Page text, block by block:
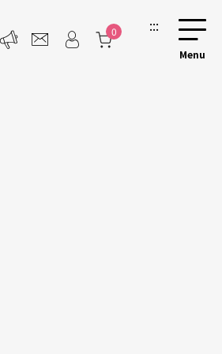
0 :::